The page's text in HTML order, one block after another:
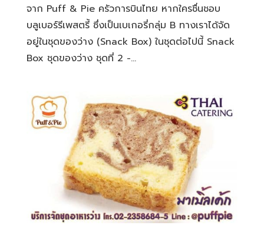
จาก Puff & Pie ครัวการบินไทย หากใครชื่นชอบ
บลูเบอร์รีเพสตรี้ ซึ่งเป็นเบเกอรี่กลุ่ม B ทางเราได้จัด
อยู่ในชุดของว่าง (Snack Box) ในชุดต่อไปนี้ Snack
Box ชุดของว่าง ชุดที่ 2 -...